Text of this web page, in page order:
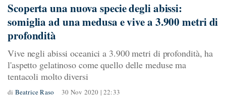
Scoperta una nuova specie degli abissi:
somiglia ad una medusa e vive a 3.900 metri di
profondità
Vive negli abissi oceanici a 3.900 metri di profondità, ha
l'aspetto gelatinoso come quello delle meduse ma
tentacoli molto diversi
di Beatrice Raso 30 Nov 2020 | 22:33